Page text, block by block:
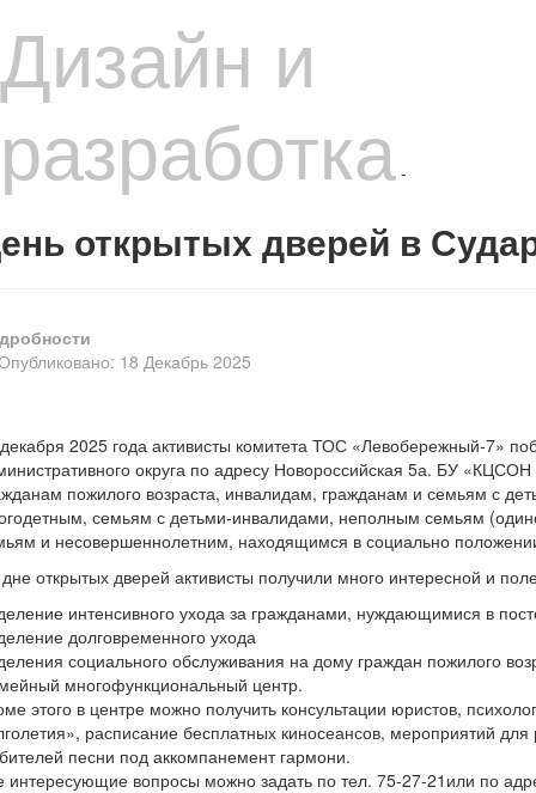
Дизайн и
разработка -
открытых дверей в
18 Декабрь 2025
2025 года активисты комитета ТОС «Левобережный-7»
округа по адресу Новороссийская 5а. БУ
пожилого возраста, инвалидам, гражданам и семьям с
семьям с детьми-инвалидами, неполным семьям
и несовершеннолетним, находящимся в социально
открытых дверей активисты получили много интересной и
интенсивного ухода за гражданами, нуждающимися в
долговременного ухода
социального обслуживания на дому граждан пожилого
многофункциональный центр.
этого в центре можно получить консультации юристов,
расписание бесплатных киносеансов, мероприятий
песни под аккомпанемент гармони.
интересующие вопросы можно задать по тел. 75-27-21или по